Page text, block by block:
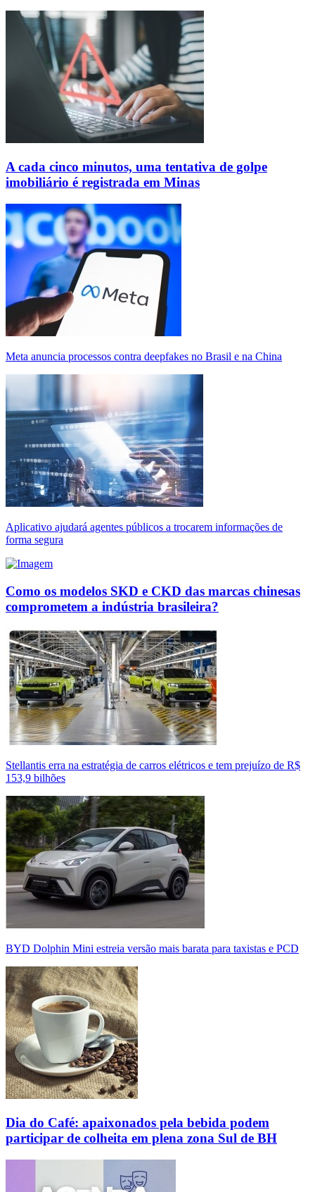
A cada cinco minutos, uma tentativa de golpe
imobiliário é registrada em Minas
Meta anuncia processos contra deepfakes no Brasil e na China
Aplicativo ajudará agentes públicos a trocarem informações de
forma segura
Como os modelos SKD e CKD das marcas chinesas
comprometem a indústria brasileira?
Stellantis erra na estratégia de carros elétricos e tem prejuízo de R$
153,9 bilhões
BYD Dolphin Mini estreia versão mais barata para taxistas e PCD
Dia do Café: apaixonados pela bebida podem
participar de colheita em plena zona Sul de BH